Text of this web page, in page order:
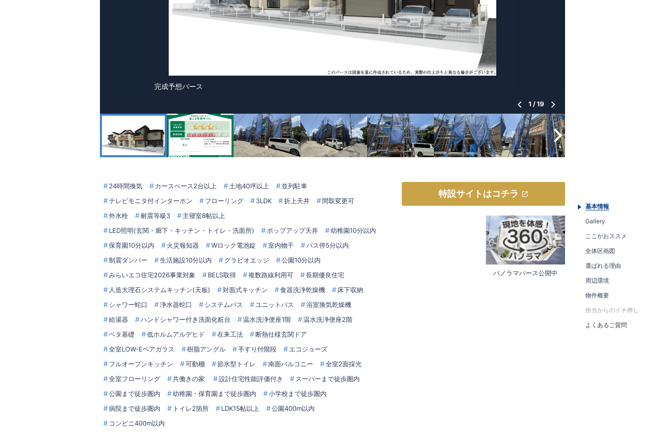
完成予想パース
1 /19
24時間換気 カースペース2台以上 土地40坪以上
並列駐車
テレビモニタ付インターホン
フローリング 3LDK 折上天井
間取変更可
外水栓
耐震等級3
主寝室8帖以上
LED照明(玄関・廊下・キッチン・トイレ・洗面所)
ポップアップ天井
幼稚園10分以内
保育園10分以内
火災報知器 Wロック電池錠 室内物干
バス停5分以内
制震ダンパー
生活施設10分以内 グラビオエッジ
公園10分以内
みらいエコ住宅2026事業対象
BELS取得 複数路線利用可
長期優良住宅
人造大理石システムキッチン(天板)
対面式キッチン 食器洗浄乾燥機
床下収納
シャワー蛇口
浄水器蛇口 システムバス ユニットバス
浴室換気乾燥機
給湯器
ハンドシャワー付き洗面化粧台 温水洗浄便座1階
温水洗浄便座2階
ベタ基礎
低ホルムアルデヒド 在来工法
断熱仕様玄関ドア
全室LOW-Eペアガラス
樹脂アングル 手すり付階段
エコジョーズ
フルオープンキッチン
可動棚 節水型トイレ 南面バルコニー
全室2面採光
全室フローリング
共働きの家 設計住宅性能評価付き
スーパーまで徒歩圏内
公園まで徒歩圏内
幼稚園・保育園まで徒歩圏内
小学校まで徒歩圏内
病院まで徒歩圏内
トイレ2箇所 LDK15帖以上
公園400m以内
コンビニ400m以内
特設サイトはコチラ
パノラマパース公開中
基本情報
Gallery
ここがおススメ
全体区画図
選ばれる理由
周辺環境
物件概要
担当からのイチ押し
よくあるご質問